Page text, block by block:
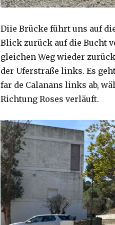
Diie Brücke führt uns auf
Blick zurück auf die Bucht
gleichen Weg wieder
der Uferstraße links. Es
far de Calanans links ab,
Richtung Roses verläuft.